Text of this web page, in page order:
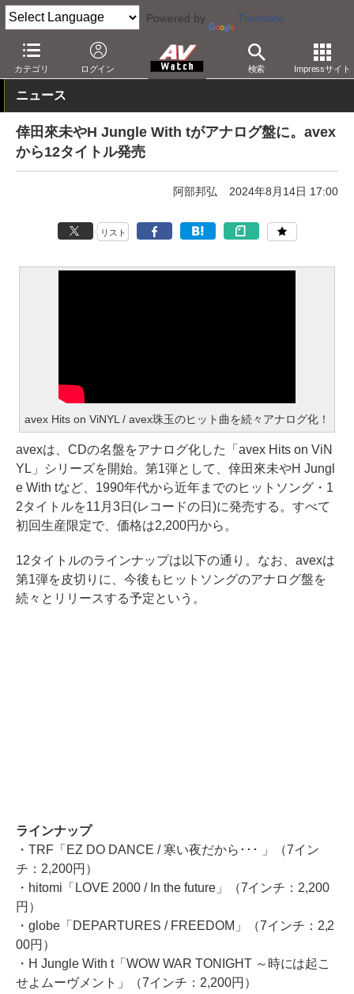
Powered by Translate
カテゴリ ログイン 検索 Impressサイト
AV Watch コンテンツ・サービス CD/SACD/アナログ
ニュース
倖田來未やH Jungle With tがアナログ盤に。avex
から12タイトル発売
阿部邦弘 2024年8月14日 17:00
リスト
avex Hits on ViNYL / avex珠玉のヒット曲を続々アナログ化！
avexは、CDの名盤をアナログ化した「avex Hits on ViN
YL」シリーズを開始。第1弾として、倖田來未やH Jungl
e With tなど、1990年代から近年までのヒットソング・1
2タイトルを11月3日(レコードの日)に発売する。すべて
初回生産限定で、価格は2,200円から。
12タイトルのラインナップは以下の通り。なお、avexは
第1弾を皮切りに、今後もヒットソングのアナログ盤を
続々とリリースする予定という。
ラインナップ
・TRF「EZ DO DANCE / 寒い夜だから･･･ 」（7イン
チ：2,200円）
・hitomi「LOVE 2000 / In the future」（7インチ：2,200
円）
・globe「DEPARTURES / FREEDOM」（7インチ：2,2
00円）
・H Jungle With t「WOW WAR TONIGHT ～時には起こ
せよムーヴメント」（7インチ：2,200円）